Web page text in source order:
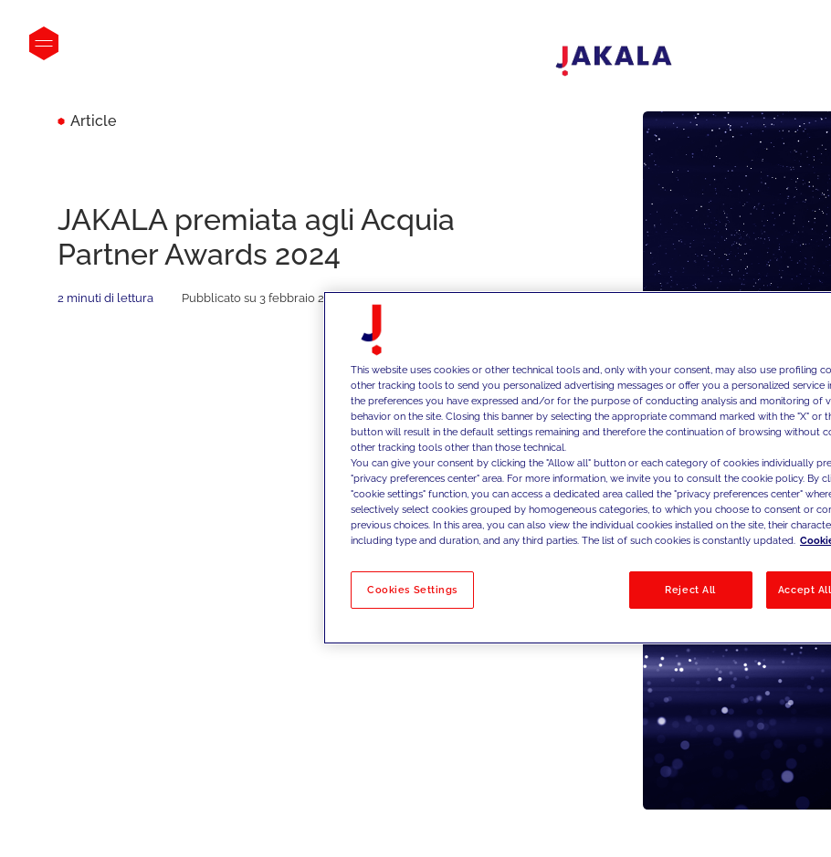
Article
JAKALA premiata agli Acquia
Partner Awards 2024
2 minuti di lettura Pubblicato su 3 febbraio 2025
This website uses cookies or other technical tools and, only with your consent, may also use profiling
other tracking tools to send you personalized advertising messages or offer you a personalized service
the preferences you have expressed and/or for the purpose of conducting analysis and monitoring of
behavior on the site. Closing this banner by selecting the appropriate command marked with the "X" or
button will result in the default settings remaining and therefore the continuation of browsing without
other tracking tools other than those technical.
You can give your consent by clicking the "Allow all" button or each category of cookies individually
"privacy preferences center" area. For more information, we invite you to consult the cookie policy. By
"cookie settings" function, you can access a dedicated area called the "privacy preferences center"
selectively select cookies grouped by homogeneous categories, to which you choose to consent or
previous choices. In this area, you can also view the individual cookies installed on the site, their
including type and duration, and any third parties. The list of such cookies is constantly updated.
Cookies Settings Reject All Accept